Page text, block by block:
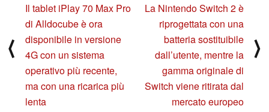
⟨
Il tablet iPlay 70 Max Pro
di Alldocube è ora
disponibile in versione
4G con un sistema
operativo più recente,
ma con una ricarica più
lenta
La Nintendo Switch 2 è
riprogettata con una
batteria sostituibile
dall’utente, mentre la
gamma originale di
Switch viene ritirata dal
mercato europeo
⟩